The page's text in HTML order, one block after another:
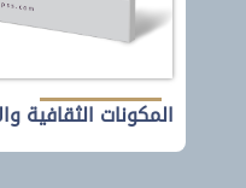
المكونات الثقافية